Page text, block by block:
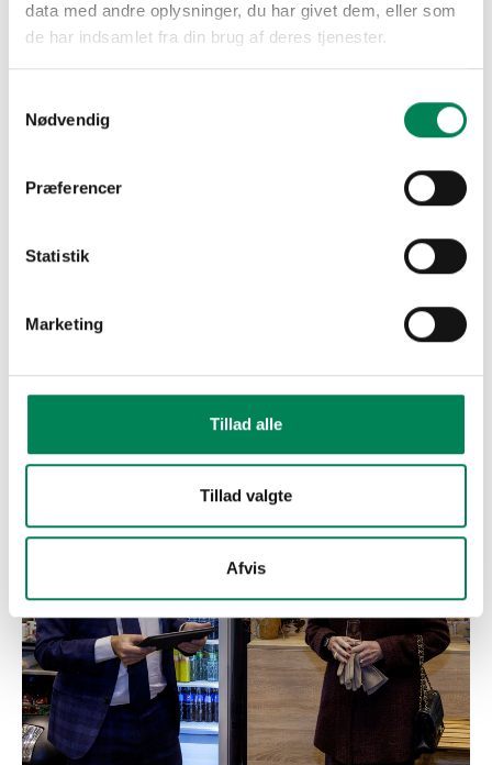
data med andre oplysninger, du har givet dem, eller som
de har indsamlet fra din brug af deres tjenester.
Nødvendig
Præferencer
Statistik
Marketing
Tillad alle
Tillad valgte
Afvis
Trade Fairs in and
the plant industry. See the list of trade
Read More
IPM Essen